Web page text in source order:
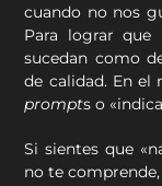
cuando no nos
Para lograr que
sucedan como
de calidad. En el
prompts o
Si sientes que
no te